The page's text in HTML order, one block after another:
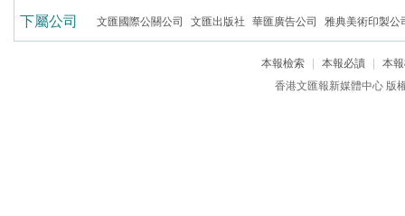
下屬公司
文匯國際公關公司 文匯出版社 華匯廣告公司 雅典美術印製公
本報檢索 本報必讀
本
香港文匯報新媒體中心 版